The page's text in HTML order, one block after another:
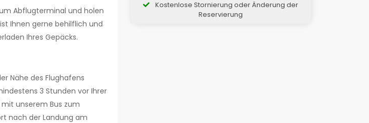
Abflugterminal und holen
Ihnen gerne behilflich und
Ihres Gepäcks.
Nähe des Flughafens
3 Stunden vor Ihrer
unserem Bus zum
nach der Landung am
Kostenlose Stornierung oder Änderung der
Reservierung